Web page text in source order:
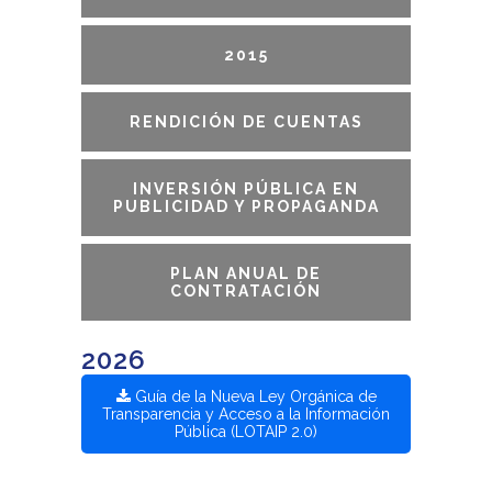
2015
RENDICIÓN DE CUENTAS
INVERSIÓN PÚBLICA EN
PUBLICIDAD Y PROPAGANDA
PLAN ANUAL DE
CONTRATACIÓN
2026
Guía de la Nueva Ley Orgánica de
Transparencia y Acceso a la Información
Pública (LOTAIP 2.0)